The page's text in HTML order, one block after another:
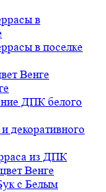
в
в поселке
Венге
ДПК белого
декоративного
из ДПК
Венге
с Белым